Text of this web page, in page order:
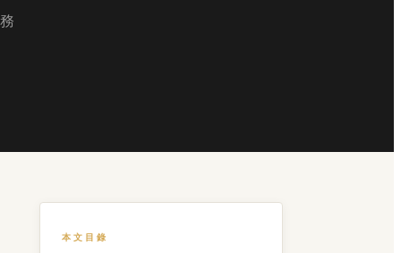
本文目錄